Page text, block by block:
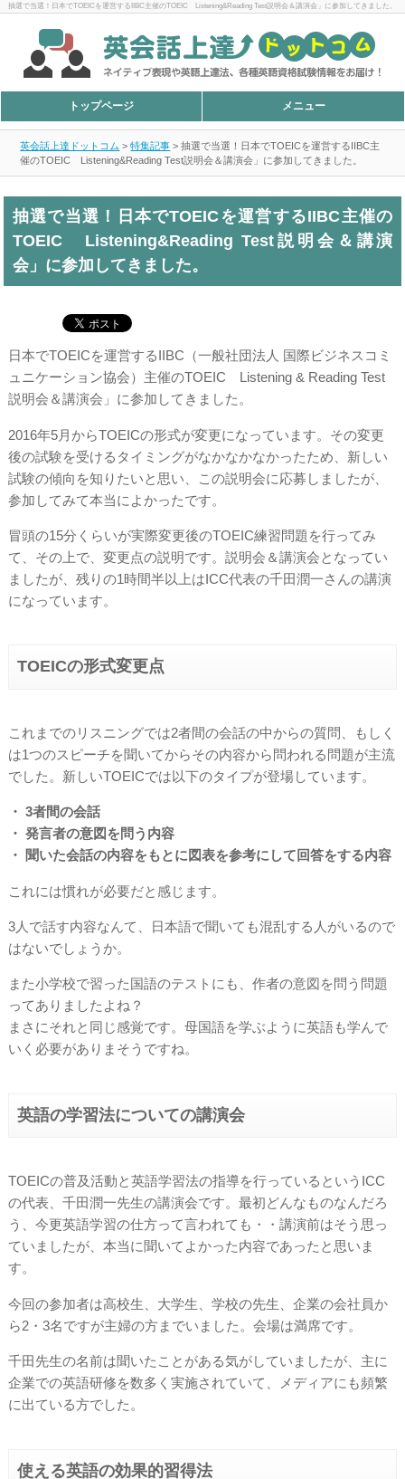
抽選で当選！日本でTOEICを運営するIIBC主催のTOEIC Listening&Reading Test説明会＆講演会」に参加してきました。
トップページ メニュー
英会話上達ドットコム >特集記事 >抽選で当選！日本でTOEICを運営するIIBC主
催のTOEIC Listening&Reading Test説明会＆講演会」に参加してきました。
抽選で当選！日本でTOEICを運営するIIBC主催の
TOEIC Listening&Reading Test説明会＆講演
会」に参加してきました。
日本でTOEICを運営するIIBC（一般社団法人 国際ビジネスコミ
ュニケーション協会）主催のTOEIC Listening & Reading Test
説明会＆講演会」に参加してきました。
2016年5月からTOEICの形式が変更になっています。その変更
後の試験を受けるタイミングがなかなかなかったため、新しい
試験の傾向を知りたいと思い、この説明会に応募しましたが、
参加してみて本当によかったです。
冒頭の15分くらいが実際変更後のTOEIC練習問題を行ってみ
て、その上で、変更点の説明です。説明会＆講演会となってい
ましたが、残りの1時間半以上はICC代表の千田潤一さんの講演
になっています。
TOEICの形式変更点
これまでのリスニングでは2者間の会話の中からの質問、もしく
は1つのスピーチを聞いてからその内容から問われる問題が主流
でした。新しいTOEICでは以下のタイプが登場しています。
・ 3者間の会話
・ 発言者の意図を問う内容
・ 聞いた会話の内容をもとに図表を参考にして回答をする内容
これには慣れが必要だと感じます。
3人で話す内容なんて、日本語で聞いても混乱する人がいるので
はないでしょうか。
また小学校で習った国語のテストにも、作者の意図を問う問題
ってありましたよね？
まさにそれと同じ感覚です。母国語を学ぶように英語も学んで
いく必要がありまそうですね。
英語の学習法についての講演会
TOEICの普及活動と英語学習法の指導を行っているというICC
の代表、千田潤一先生の講演会です。最初どんなものなんだろ
う、今更英語学習の仕方って言われても・・講演前はそう思っ
ていましたが、本当に聞いてよかった内容であったと思いま
す。
今回の参加者は高校生、大学生、学校の先生、企業の会社員か
ら2・3名ですが主婦の方までいました。会場は満席です。
千田先生の名前は聞いたことがある気がしていましたが、主に
企業での英語研修を数多く実施されていて、メディアにも頻繁
に出ている方でした。
使える英語の効果的習得法